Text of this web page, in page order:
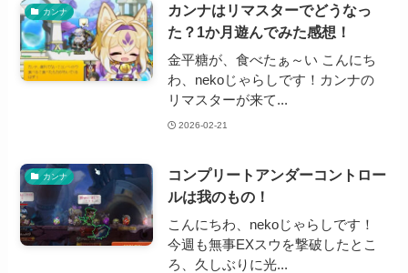
カンナ
カンナはリマスターでどうなっ
た？1か月遊んでみた感想！
金平糖が、食べたぁ～い こんにち
わ、nekoじゃらしです！カンナの
リマスターが来て...
2026-02-21
カンナ
コンプリートアンダーコントロー
ルは我のもの！
こんにちわ、nekoじゃらしです！
今週も無事EXスウを撃破したとこ
ろ、久しぶりに光...